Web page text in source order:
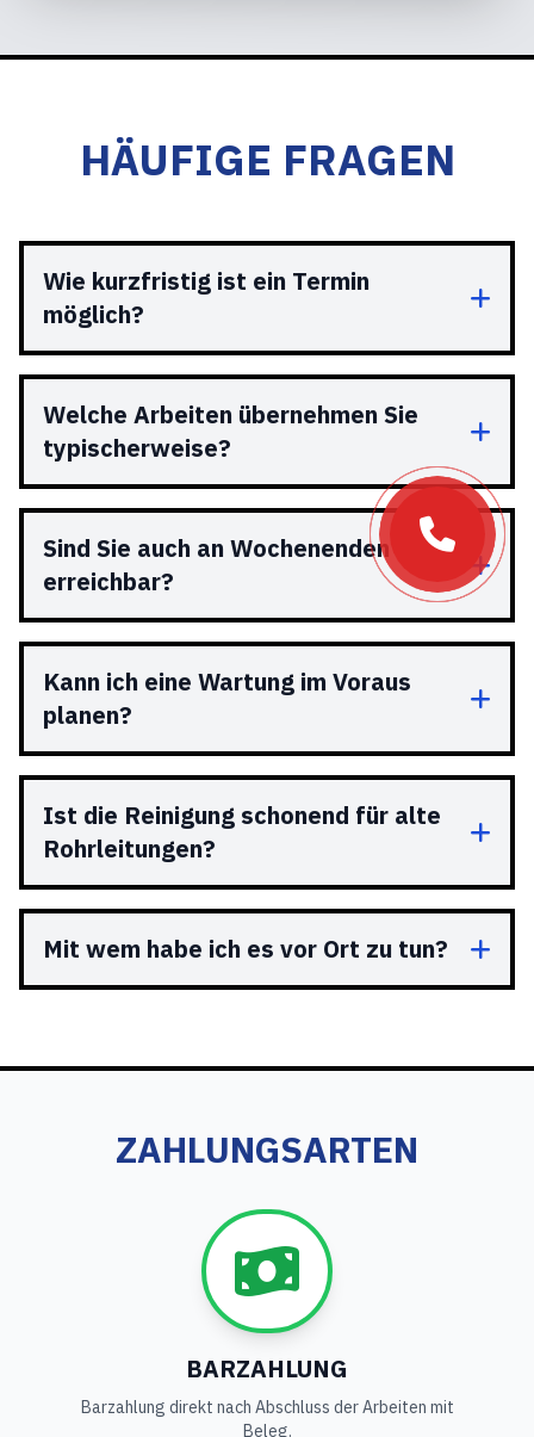
HÄUFIGE FRAGEN
Wie kurzfristig ist ein Termin
möglich?
Welche Arbeiten übernehmen Sie
typischerweise?
Sind Sie auch an Wochenenden
erreichbar?
Kann ich eine Wartung im Voraus
planen?
Ist die Reinigung schonend für alte
Rohrleitungen?
Mit wem habe ich es vor Ort zu tun?
ZAHLUNGSARTEN
BARZAHLUNG
Barzahlung direkt nach Abschluss der Arbeiten mit
Beleg.